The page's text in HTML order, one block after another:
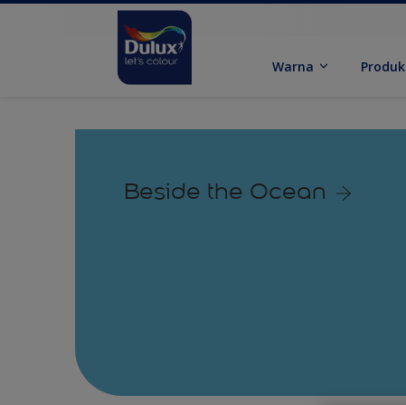
Warna Produk
Beside the Ocean